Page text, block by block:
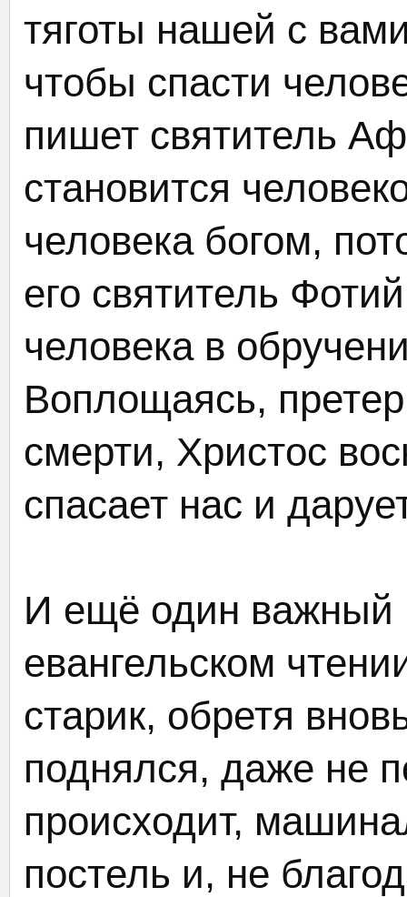
тяготы нашей с
чтобы спасти
пишет святитель
становится
человека богом,
его святитель
человека в
Воплощаясь,
смерти, Христос
спасает нас и
И ещё один важный
евангельском
старик, обретя
поднялся, даже не
происходит,
постель и, не